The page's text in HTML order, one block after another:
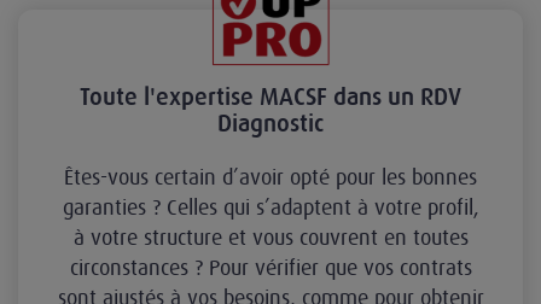
Toute l'expertise MACSF dans un RDV
Diagnostic
Êtes-vous certain d’avoir opté pour les bonnes
garanties ? Celles qui s’adaptent à votre profil,
à votre structure et vous couvrent en toutes
circonstances ? Pour vérifier que vos contrats
sont ajustés à vos besoins, comme pour obtenir